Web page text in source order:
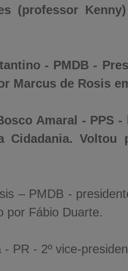
(professor
- PMDB -
Marcus de Rosis
Amaral - PPS
Cidadania.
– PMDB -
por Fábio Duarte.
- PR - 2º vice-